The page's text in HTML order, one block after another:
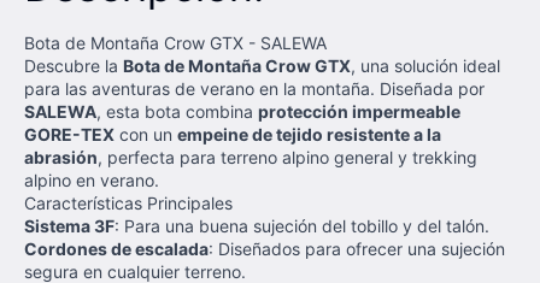
Bota de Montaña Crow GTX - SALEWA
Descubre la Bota de Montaña Crow GTX, una solución ideal
para las aventuras de verano en la montaña. Diseñada por
SALEWA, esta bota combina protección impermeable
GORE-TEX con un empeine de tejido resistente a la
abrasión, perfecta para terreno alpino general y trekking
alpino en verano.
Características Principales
Sistema 3F: Para una buena sujeción del tobillo y del talón.
Cordones de escalada: Diseñados para ofrecer una sujeción
segura en cualquier terreno.